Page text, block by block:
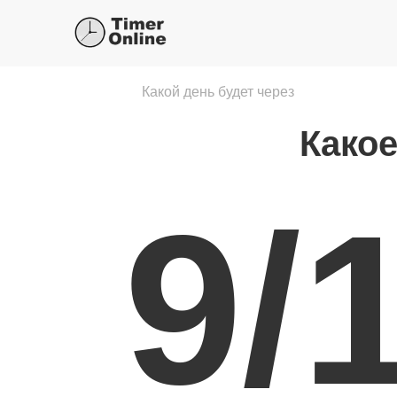
Какой день будет через
9/